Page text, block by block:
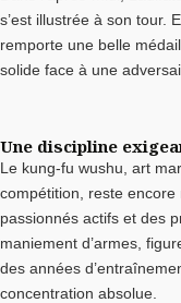
s’est illustrée à son tour.
remporte une belle
solide face à une
Une discipline
Le kung-fu wushu, art
compétition, reste
passionnés actifs et des
maniement d’armes,
des années
concentration absolue.